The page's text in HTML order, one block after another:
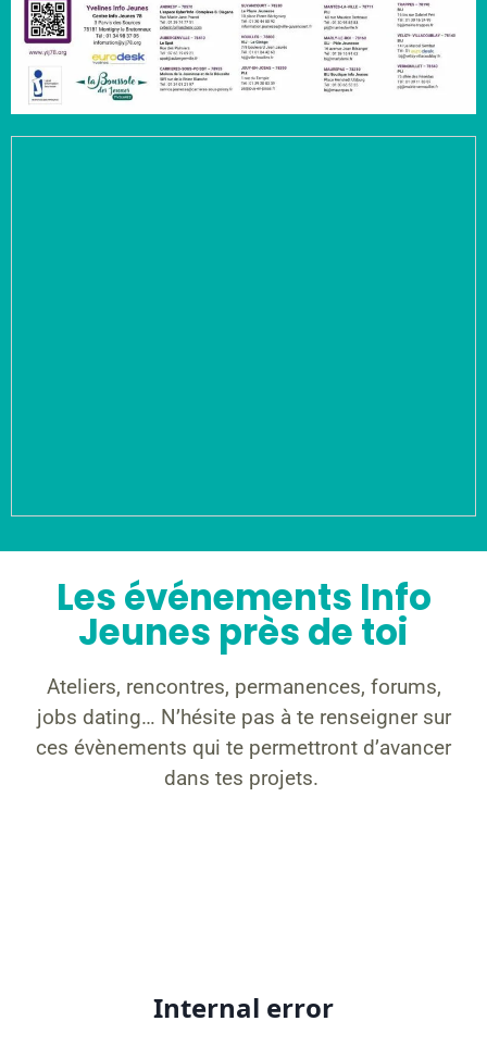
Les événements Info
Jeunes près de toi
Ateliers, rencontres, permanences, forums,
jobs dating… N’hésite pas à te renseigner sur
ces évènements qui te permettront d’avancer
dans tes projets.